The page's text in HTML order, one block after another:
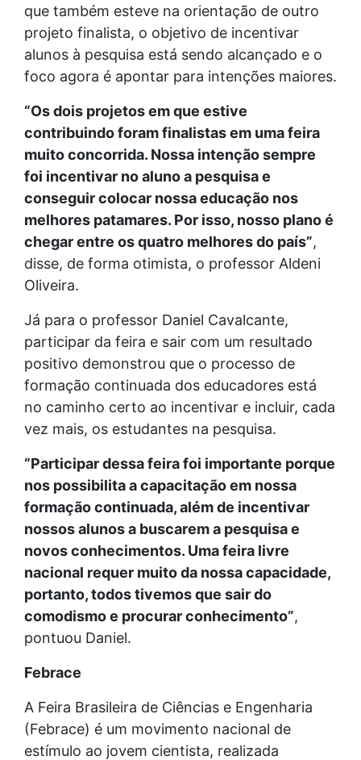
que também esteve na orientação de outro
projeto finalista, o objetivo de incentivar
alunos à pesquisa está sendo alcançado e o
foco agora é apontar para intenções maiores.
“Os dois projetos em que estive
contribuindo foram finalistas em uma feira
muito concorrida. Nossa intenção sempre
foi incentivar no aluno a pesquisa e
conseguir colocar nossa educação nos
melhores patamares. Por isso, nosso plano é
chegar entre os quatro melhores do país”,
disse, de forma otimista, o professor Aldeni
Oliveira.
Já para o professor Daniel Cavalcante,
participar da feira e sair com um resultado
positivo demonstrou que o processo de
formação continuada dos educadores está
no caminho certo ao incentivar e incluir, cada
vez mais, os estudantes na pesquisa.
“Participar dessa feira foi importante porque
nos possibilita a capacitação em nossa
formação continuada, além de incentivar
nossos alunos a buscarem a pesquisa e
novos conhecimentos. Uma feira livre
nacional requer muito da nossa capacidade,
portanto, todos tivemos que sair do
comodismo e procurar conhecimento”,
pontuou Daniel.
Febrace
A Feira Brasileira de Ciências e Engenharia
(Febrace) é um movimento nacional de
estímulo ao jovem cientista, realizada